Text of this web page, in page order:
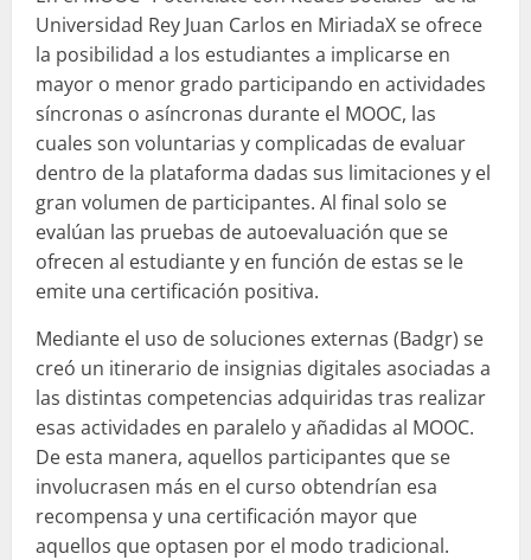
Universidad Rey Juan Carlos en MiriadaX se ofrece
la posibilidad a los estudiantes a implicarse en
mayor o menor grado participando en actividades
síncronas o asíncronas durante el MOOC, las
cuales son voluntarias y complicadas de evaluar
dentro de la plataforma dadas sus limitaciones y el
gran volumen de participantes. Al final solo se
evalúan las pruebas de autoevaluación que se
ofrecen al estudiante y en función de estas se le
emite una certificación positiva.
Mediante el uso de soluciones externas (Badgr) se
creó un itinerario de insignias digitales asociadas a
las distintas competencias adquiridas tras realizar
esas actividades en paralelo y añadidas al MOOC.
De esta manera, aquellos participantes que se
involucrasen más en el curso obtendrían esa
recompensa y una certificación mayor que
aquellos que optasen por el modo tradicional.